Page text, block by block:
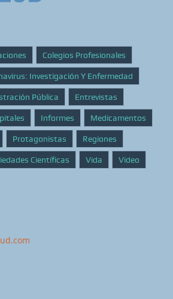
Colegios Profesionales
Investigación Y Enfermedad
Pública Entrevistas
Informes Medicamentos
Protagonistas Regiones
Científicas Vida Video